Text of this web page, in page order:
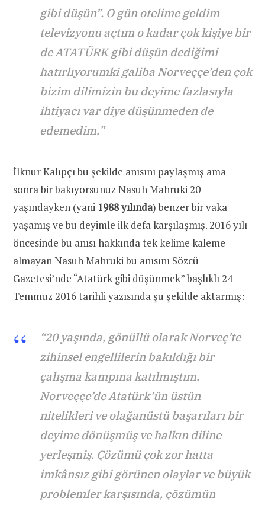
gibi düşün”. O gün otelime geldim
televizyonu açtım o kadar çok kişiye bir
de ATATÜRK gibi düşün dediğimi
hatırlıyorumki galiba Norveççe’den çok
bizim dilimizin bu deyime fazlasıyla
ihtiyacı var diye düşünmeden de
edemedim.”
İlknur Kalıpçı bu şekilde anısını paylaşmış ama
sonra bir bakıyorsunuz Nasuh Mahruki 20
yaşındayken (yani 1988 yılında) benzer bir vaka
yaşamış ve bu deyimle ilk defa karşılaşmış. 2016 yılı
öncesinde bu anısı hakkında tek kelime kaleme
almayan Nasuh Mahruki bu anısını Sözcü
Gazetesi’nde “Atatürk gibi düşünmek” başlıklı 24
Temmuz 2016 tarihli yazısında şu şekilde aktarmış:
“20 yaşında, gönüllü olarak Norveç’te
zihinsel engellilerin bakıldığı bir
çalışma kampına katılmıştım.
Norveççe’de Atatürk’ün üstün
nitelikleri ve olağanüstü başarıları bir
deyime dönüşmüş ve halkın diline
yerleşmiş. Çözümü çok zor hatta
imkânsız gibi görünen olaylar ve büyük
problemler karşısında, çözümün